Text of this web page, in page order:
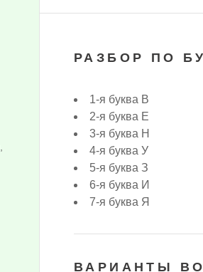
РАЗБОР ПО
1-я буква В
2-я буква Е
3-я буква Н
4-я буква У
5-я буква З
6-я буква И
7-я буква Я
ВАРИАНТЫ